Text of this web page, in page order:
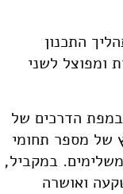
דרכים בשנים 2006 , 2008 ו- 2011. גם תהליך התכנון
ומפוצל לשני
עדיפות. במפת הדרכים של
של מספר תחומי
במקביל,
ואושרה